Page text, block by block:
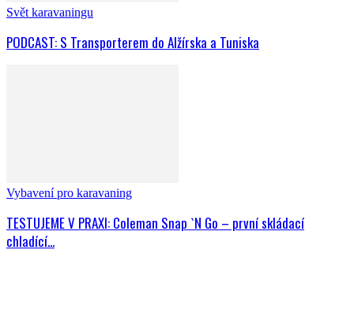
Svět karavaningu
PODCAST: S Transporterem do Alžírska a Tuniska
Vybavení pro karavaning
TESTUJEME V PRAXI: Coleman Snap `N Go – první skládací
chladící...